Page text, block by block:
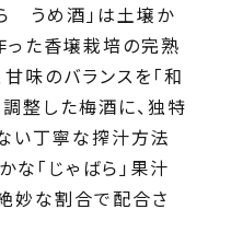
うめ酒」は土壌か
った香壌栽培の完熟
味のバランスを「和
整した梅酒に、独特
い丁寧な搾汁方法
な「じゃばら」果汁
妙な割合で配合さ